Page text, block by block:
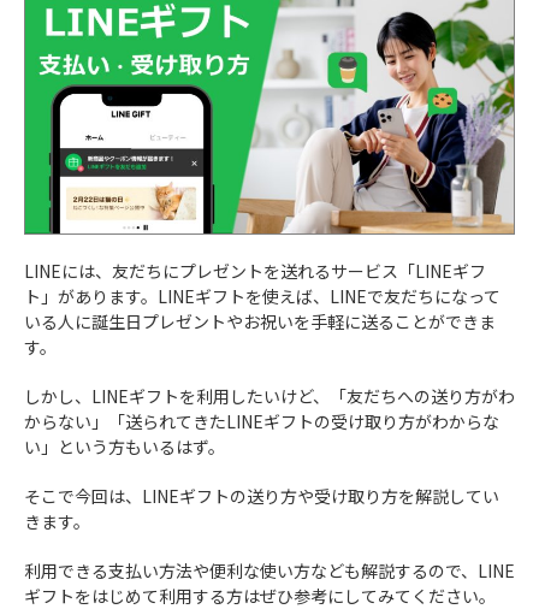
LINEには、友だちにプレゼントを送れるサービス「LINEギフ
ト」があります。LINEギフトを使えば、LINEで友だちになって
いる人に誕生日プレゼントやお祝いを手軽に送ることができま
す。
しかし、LINEギフトを利用したいけど、「友だちへの送り方がわ
からない」「送られてきたLINEギフトの受け取り方がわからな
い」という方もいるはず。
そこで今回は、LINEギフトの送り方や受け取り方を解説してい
きます。
利用できる支払い方法や便利な使い方なども解説するので、LINE
ギフトをはじめて利用する方はぜひ参考にしてみてください。